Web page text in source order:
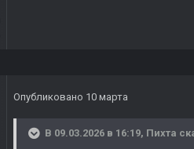
Опубликовано 10 марта
В 09.03.2026 в 16:19, Пихта